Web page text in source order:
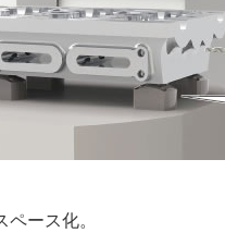
ース化。